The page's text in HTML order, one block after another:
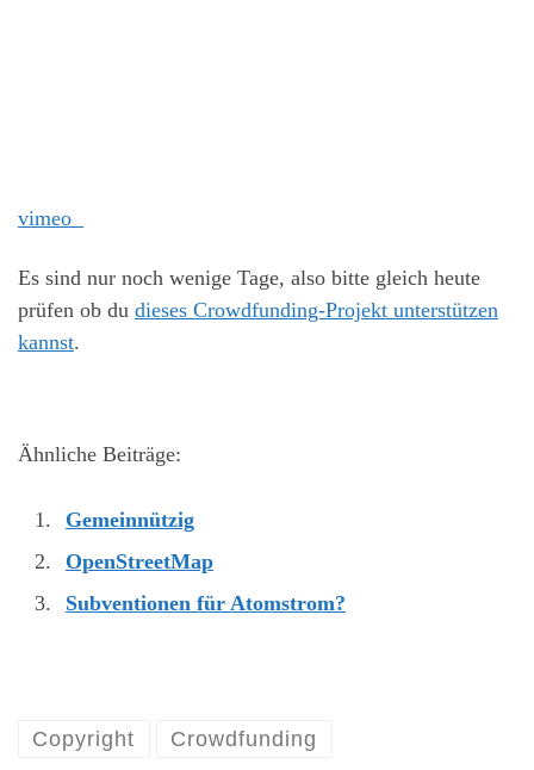
vimeo
Es sind nur noch wenige Tage, also bitte gleich heute
prüfen ob du dieses Crowdfunding-Projekt unterstützen
kannst.
Ähnliche Beiträge:
Gemeinnützig
OpenStreetMap
Subventionen für Atomstrom?
Copyright Crowdfunding